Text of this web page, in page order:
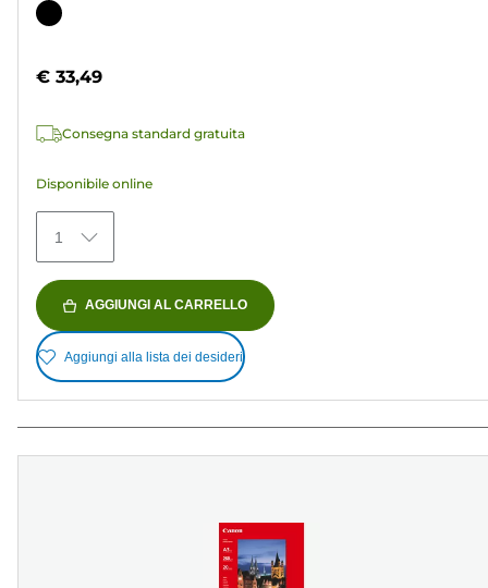
su
37
Cartuccia
colori
€ 33,49
Consegna standard gratuita
Disponibile online
1
AGGIUNGI AL CARRELLO
Aggiungi alla lista dei desideri